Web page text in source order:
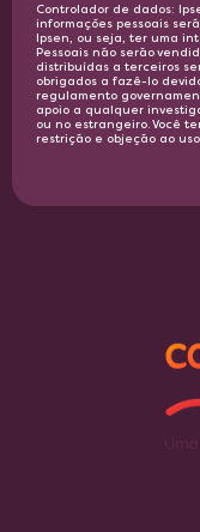
Controlador de dados:
informações pessoais
Ipsen, ou seja, ter uma
Pessoais não serão
distribuídas a terceiros
obrigados a fazê-lo
regulamento
apoio a qualquer
ou no estrangeiro. Você
restrição e objeção ao